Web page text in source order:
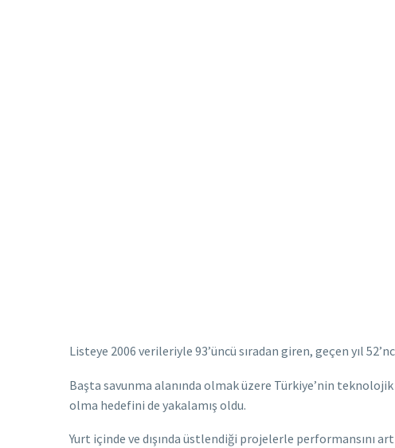
Listeye 2006 verileriyle 93’üncü sıradan giren, geçen yıl
Başta savunma alanında olmak üzere Türkiye’nin
olma hedefini de yakalamış oldu.
Yurt içinde ve dışında üstlendiği projelerle performansını